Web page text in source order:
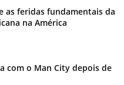
as feridas fundamentais da
na América
com o Man City depois de